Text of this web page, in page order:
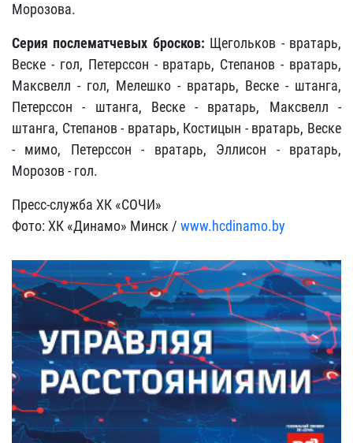
Морозова.
Серия послематчевых бросков: Щегольков - вратарь,
Веске - гол, Петерссон - вратарь, Степанов - вратарь,
Максвелл - гол, Мелешко - вратарь, Веске - штанга,
Петерссон - штанга, Веске - вратарь, Максвелл -
штанга, Степанов - вратарь, Костицын - вратарь, Веске
- мимо, Петерссон - вратарь, Эллисон - вратарь,
Морозов - гол.
Пресс-служба ХК «СОЧИ»
Фото: ХК «Динамо» Минск / www.hcdinamo.by